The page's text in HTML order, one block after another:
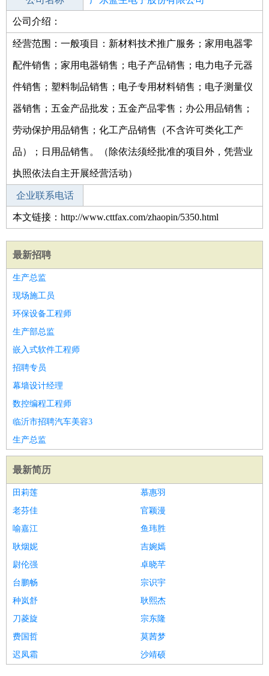
公司类型
股)
公司介绍：
经营范围：一般项目：新材料技术推广服务；家用电器零
配件销售；家用电器销售；电子产品销售；电力电子元器
件销售；塑料制品销售；电子专用材料销售；电子测量仪
器销售；五金产品批发；五金产品零售；办公用品销售；
劳动保护用品销售；化工产品销售（不含许可类化工产
品）；日用品销售。（除依法须经批准的项目外，凭营业
执照依法自主开展经营活动）
企业联系电话
本文链接：http://www.cttfax.com/zhaopin/5350.html
最新招聘
生产总监
现场施工员
环保设备工程师
生产部总监
嵌入式软件工程师
招聘专员
幕墙设计经理
数控编程工程师
临沂市招聘汽车美容3
生产总监
最新简历
田莉莲
慕惠羽
老芬佳
官颖漫
喻嘉江
鱼玮胜
耿烟妮
吉婉嫣
尉伦强
卓晓芊
台鹏畅
宗识宇
种岚舒
耿熙杰
刀菱旋
宗东隆
费国哲
莫茜梦
迟凤霜
沙靖硕